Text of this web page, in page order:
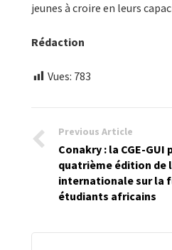
jeunes à croire en leurs
Rédaction
Vues: 783
Previous Article
Conakry : la CGE-GUI
quatrième édition de
internationale sur la
étudiants africains